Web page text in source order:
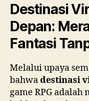
Destinasi
Depan:
Fantasi
Melalui upaya
bahwadestinasi
game RPG